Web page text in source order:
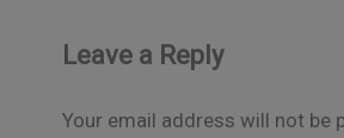
Leave a Reply
Your email address will not be